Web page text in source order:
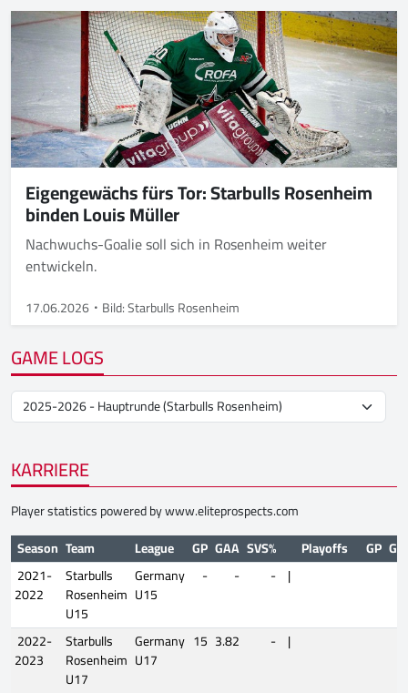
Eigengewächs fürs Tor: Starbulls Rosenheim
binden Louis Müller
Nachwuchs-Goalie soll sich in Rosenheim weiter
entwickeln.
17.06.2026 Bild: Starbulls Rosenheim
GAME LOGS
KARRIERE
Player statistics powered bywww.eliteprospects.com
Season Team League GP GAA SVS% Playoffs GP
2021-
2022
Starbulls
Rosenheim
U15
Germany
U15
- - - |
2022-
2023
Starbulls
Rosenheim
U17
Germany
U17
15 3.82 - |